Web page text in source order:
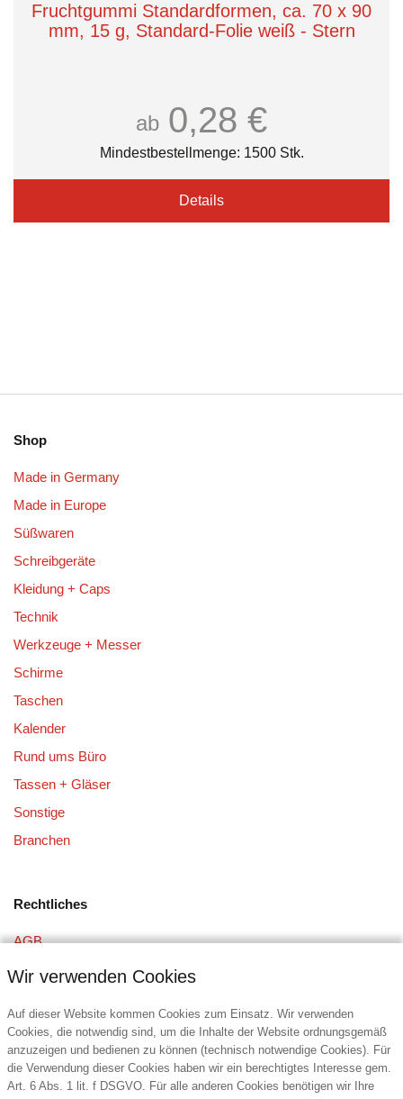
Fruchtgummi Standardformen, ca. 70 x 90
mm, 15 g, Standard-Folie weiß - Stern
ab 0,28 €
Mindestbestellmenge: 1500 Stk.
Details
Shop
Made in Germany
Made in Europe
Süßwaren
Schreibgeräte
Kleidung + Caps
Technik
Werkzeuge + Messer
Schirme
Taschen
Kalender
Rund ums Büro
Tassen + Gläser
Sonstige
Branchen
Rechtliches
AGB
Datenschutz
Kontakt
Wir verwenden Cookies
Auf dieser Website kommen Cookies zum Einsatz. Wir verwenden
Cookies, die notwendig sind, um die Inhalte der Website ordnungsgemäß
anzuzeigen und bedienen zu können (technisch notwendige Cookies). Für
die Verwendung dieser Cookies haben wir ein berechtigtes Interesse gem.
Art. 6 Abs. 1 lit. f DSGVO. Für alle anderen Cookies benötigen wir Ihre